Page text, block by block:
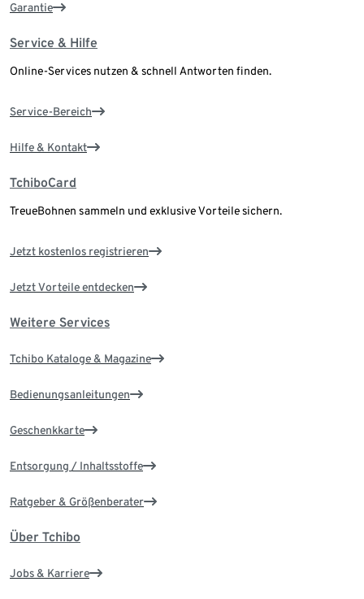
Garantie
Service & Hilfe
Online-Services nutzen & schnell Antworten finden.
Service-Bereich
Hilfe & Kontakt
TchiboCard
TreueBohnen sammeln und exklusive Vorteile sichern.
Jetzt kostenlos registrieren
Jetzt Vorteile entdecken
Weitere Services
Tchibo Kataloge & Magazine
Bedienungsanleitungen
Geschenkkarte
Entsorgung / Inhaltsstoffe
Ratgeber & Größenberater
Über Tchibo
Jobs & Karriere